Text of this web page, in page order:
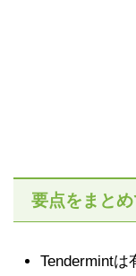
要点をまと
Tendermint